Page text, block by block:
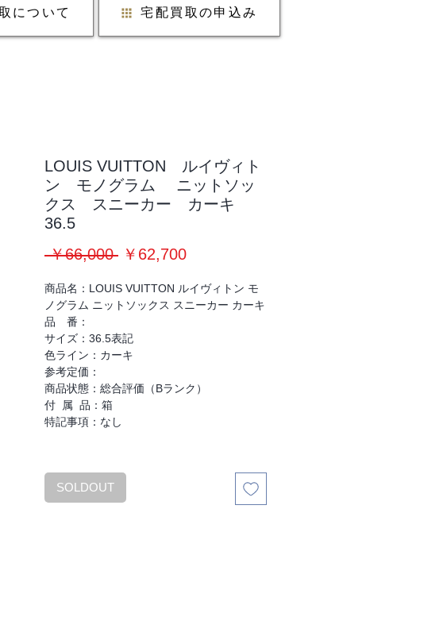
について 宅配買取の申込み
LOUIS VUITTON ルイヴィト
ン モノグラム ニットソッ
クス スニーカー カーキ
36.5
￥66,000 通
価
格
￥62,700セ
ル
価
商品名：LOUIS VUITTON ルイヴィトン モ
ノグラム ニットソックス スニーカー カーキ
品 番：
サイズ：36.5表記
色ライン：カーキ
参考定価：
商品状態：総合評価（Bランク）
付 属 品：箱
特記事項：なし
SOLDOUT